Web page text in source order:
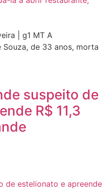
| g1 MT A
de 33 anos, morta
suspeito de
R$ 11,3